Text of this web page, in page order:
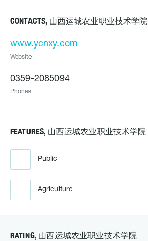
CONTACTS, 山西运城农业职业技术学院
www.ycnxy.com
Website
0359-2085094
Phones
FEATURES, 山西运城农业职业技术学院
Public
Agriculture
RATING, 山西运城农业职业技术学院